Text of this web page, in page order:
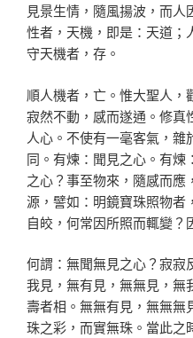
見景生情，隨風揚波，而
性者，天機，即是：天道；
守天機者，存。
順人機者，亡。惟大聖人，
寂然不動，感而遂通。修真
人心。不使有一毫客氣，
同。有煉：聞見之心。有煉
之心？事至物來，隨感而應
源，譬如：明鏡寶珠照物者
自皎，何常因所照而輒變？
何謂：無聞無見之心？寂寂
我見，無有見，無無見，無
壽者相。無無有見，無無無
珠之彩，而實無珠。當此之